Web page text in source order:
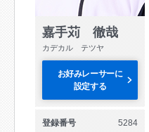
嘉手苅 徹哉
カデカル テツヤ
お好みレーサーに
設定する
登録番号 5284